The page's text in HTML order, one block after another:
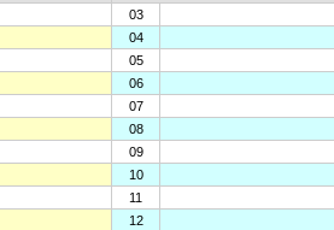
03
04
05
06
07
08
09
10
11
12